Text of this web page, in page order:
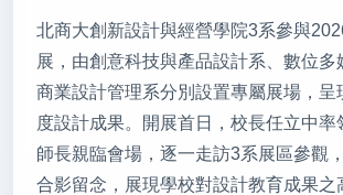
北商大創新設計與經營學院3系參與
展，由創意科技與產品設計系、數位多
商業設計管理系分別設置專屬展場，呈
度設計成果。開展首日，校長任立中率
師長親臨會場，逐一走訪3系展區參觀
合影留念，展現學校對設計教育成果之